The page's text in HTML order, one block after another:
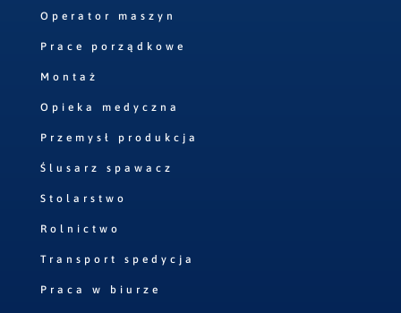
Operator maszyn
Prace porządkowe
Montaż
Opieka medyczna
Przemysł produkcja
Ślusarz spawacz
Stolarstwo
Rolnictwo
Transport spedycja
Praca w biurze